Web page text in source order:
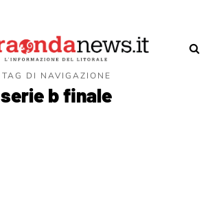
TAG DI NAVIGAZIONE
serie b finale